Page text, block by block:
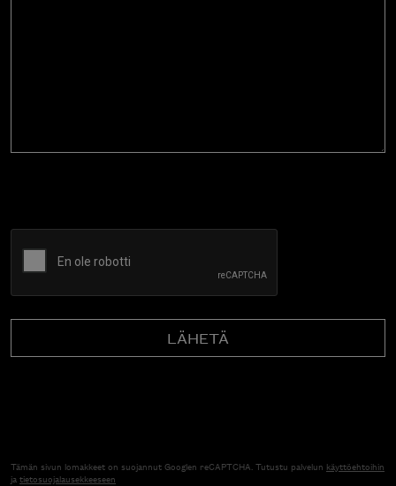
Tämän sivun lomakkeet on suojannut Googlen reCAPTCHA. Tutustu palvelun käyttöehtoihin
jatietosuojalausekkeeseen